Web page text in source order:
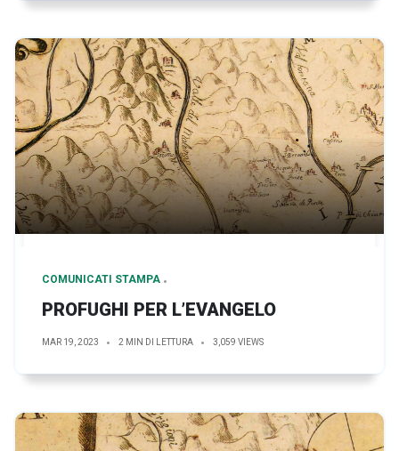
COMUNICATI STAMPA
PROFUGHI PER L’EVANGELO
MAR 19, 2023 2 MIN DI LETTURA 3,059 VIEWS